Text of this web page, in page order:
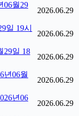
06월29
2026.06.29
일 19시
2026.06.29
29일 18
2026.06.29
년06월
2026.06.29
년06
2026.06.29